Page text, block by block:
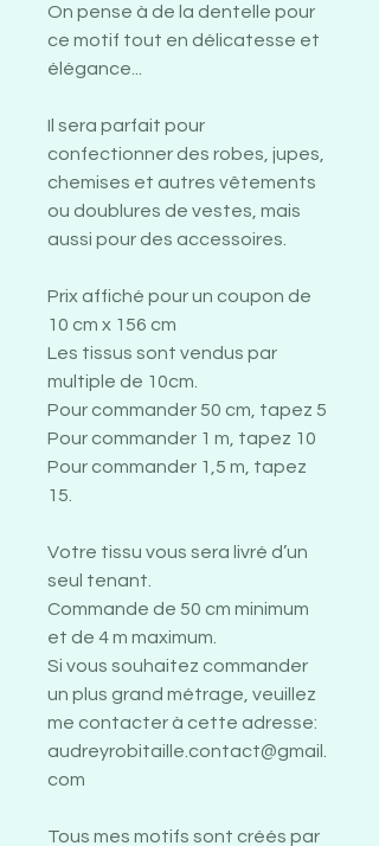
On pense à de la dentelle pour
ce motif tout en délicatesse et
élégance...
Il sera parfait pour
confectionner des robes, jupes,
chemises et autres vêtements
ou doublures de vestes, mais
aussi pour des accessoires.
Prix affiché pour un coupon de
10 cm x 156 cm
Les tissus sont vendus par
multiple de 10cm.
Pour commander 50 cm, tapez 5
Pour commander 1 m, tapez 10
Pour commander 1,5 m, tapez
15.
Votre tissu vous sera livré d’un
seul tenant.
Commande de 50 cm minimum
et de 4 m maximum.
Si vous souhaitez commander
un plus grand métrage, veuillez
me contacter à cette adresse:
audreyrobitaille.contact@gmail.
com
Tous mes motifs sont créés par